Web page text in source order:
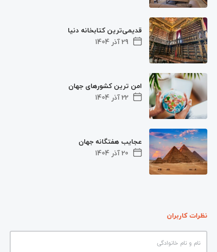
29 آذر 1404
قدیمی‌ترین کتابخانه دنیا
22 آذر 1404
امن ترین کشورهای جهان
20 آذر 1404
عجایب هفتگانه جهان
نظرات کاربران